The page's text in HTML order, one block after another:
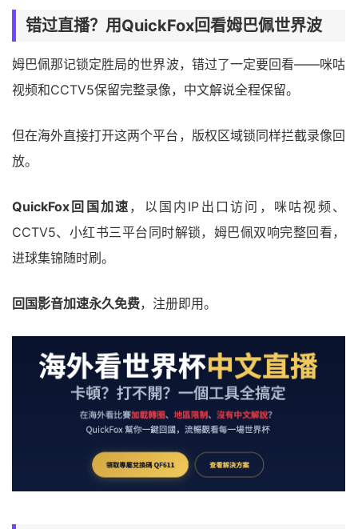
错过直播？用QuickFox回看姆巴佩世界波
姆巴佩那记锁定胜局的世界波，错过了一定要回看——咪咕
视频和CCTV5保留完整录像，中文解说全程保留。
但在海外直接打开这两个平台，版权区域锁同样拦截录像回
放。
QuickFox回国加速 ，以国内IP出口访问，咪咕视频、
CCTV5、小红书三平台同时解锁，姆巴佩双响完整回看，
进球集锦随时刷。
回国影音加速永久免费，注册即用。